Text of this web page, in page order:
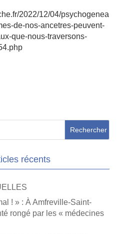
2022/12/04/psychogenea
de-nos-ancetres-peuvent-
que-nous-traversons-
récents
! » : À Amfreville-Saint-
rongé par les « médecines